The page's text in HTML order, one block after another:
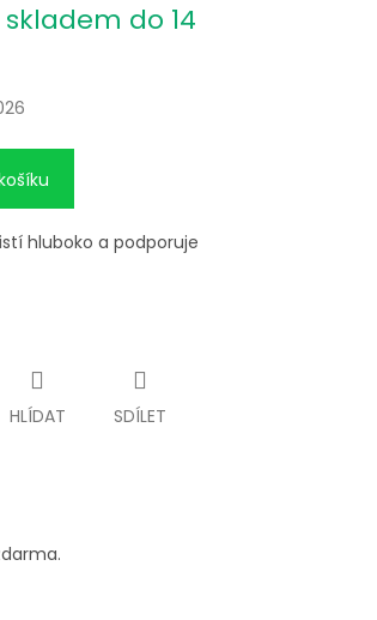
do 14
hluboko a podporuje
HLÍDAT SDÍLET